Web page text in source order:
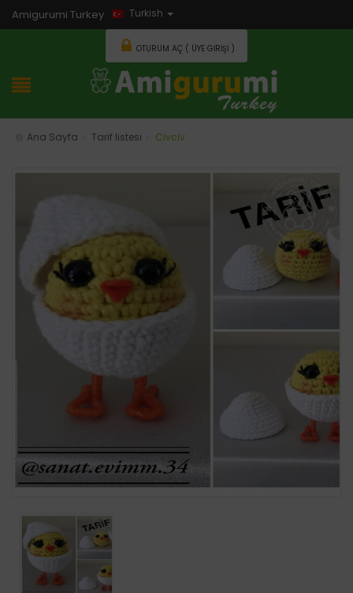
Amigurumi Turkey Turkish
OTURUM AÇ ( ÜYE GIRIŞI )
Ana Sayfa Tarif listesi Civciv